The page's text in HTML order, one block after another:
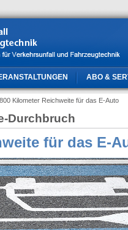
ABO &
Kilometer Reichweite für das E-Auto
Durchbruch
für das E-